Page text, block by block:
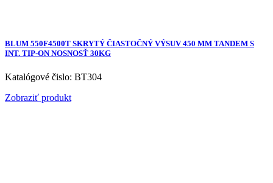
BLUM 550F4500T SKRYTÝ ČIASTOČNÝ VÝSUV 450 MM TANDEM S
INT. TIP-ON NOSNOSŤ 30KG
Katalógové čislo: BT304
Zobraziť produkt